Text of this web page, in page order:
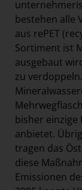
bestehen alle
aus rePET
Sortiment ist
ausgebaut
zu
bisher einzige
anbietet.
tragen das
diese
Emissionen